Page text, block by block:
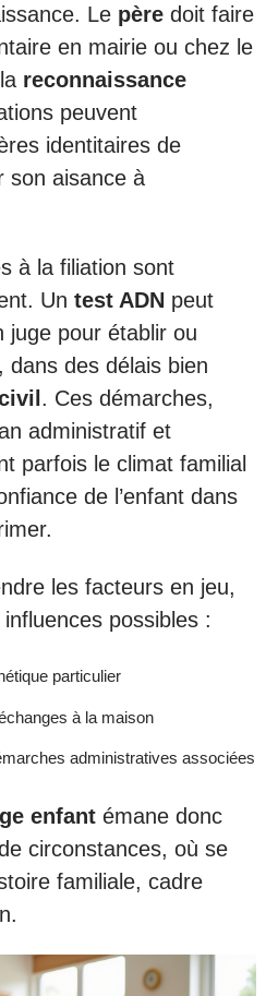
Le père doit faire
en mairie ou chez le
reconnaissance
peuvent
identitaires de
son aisance à
à la filiation sont
Un test ADN peut
juge pour établir ou
dans des délais bien
. Ces démarches,
administratif et
parfois le climat familial
de l’enfant dans
les facteurs en jeu,
possibles :
particulier
à la maison
administratives associées
enfant émane donc
circonstances, où se
familiale, cadre